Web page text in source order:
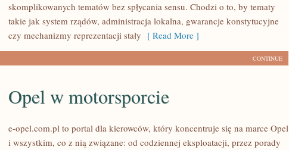
KRYZYSY
skomplikowanych tematów bez spłycania sensu. Chodzi o to, by tematy
takie jak system rządów, administracja lokalna, gwarancje konstytucyjne
czy mechanizmy reprezentacji stały [ Read More ]
CONTINUE
Opel w motorsporcie
e-opel.com.pl to portal dla kierowców, który koncentruje się na marce Opel
i wszystkim, co z nią związane: od codziennej eksploatacji, przez porady